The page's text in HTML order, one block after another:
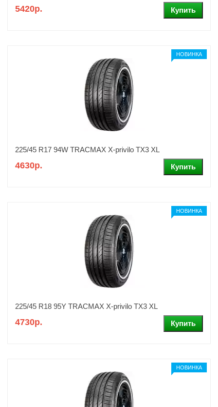
5420р.
НОВИНКА
225/45 R17 94W TRACMAX X-privilo TX3 XL
4630р.
НОВИНКА
225/45 R18 95Y TRACMAX X-privilo TX3 XL
4730р.
НОВИНКА